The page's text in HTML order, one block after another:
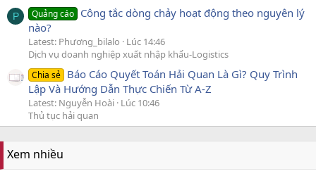
P Quảng cáo Công tắc dòng chảy hoạt động theo nguyên lý
nào?
Latest: Phương_bilalo
Lúc 14:46
Dịch vụ doanh nghiệp xuất nhập khẩu-Logistics
Chia sẻ Báo Cáo Quyết Toán Hải Quan Là Gì? Quy Trình
Lập Và Hướng Dẫn Thực Chiến Từ A-Z
Latest: Nguyễn Hoài Lúc 10:46
Thủ tục hải quan
Xem nhiều